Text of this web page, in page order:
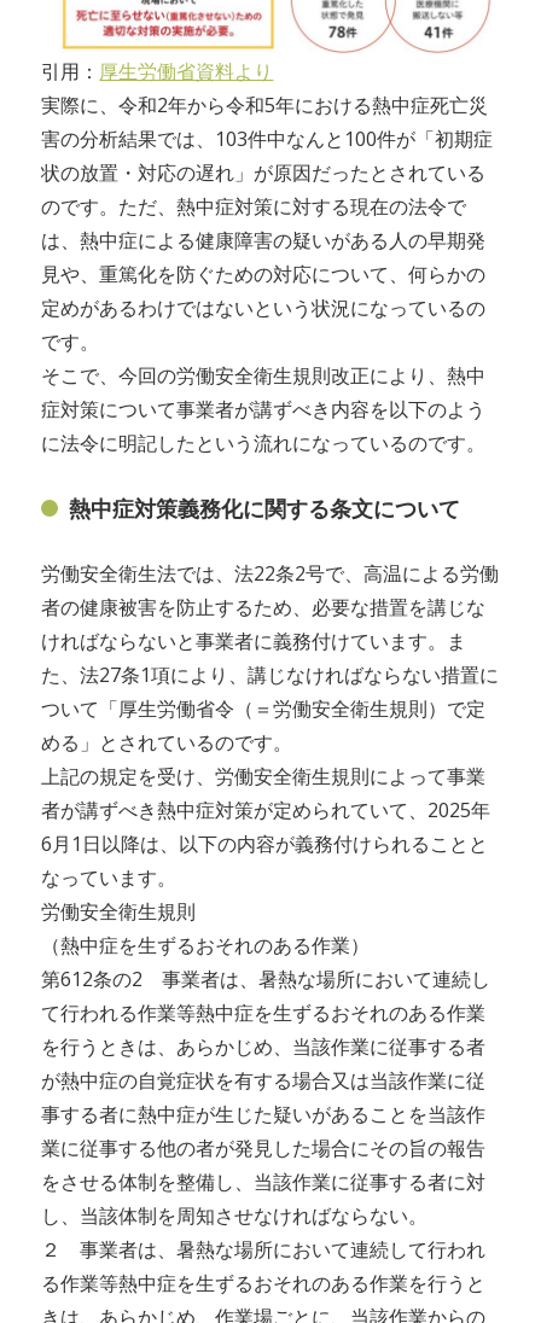
引用： 厚生労働省資料より
実際に、令和2年から令和5年における熱中症死亡災
害の分析結果では、103件中なんと100件が「初期症
状の放置・対応の遅れ」が原因だったとされている
のです。ただ、熱中症対策に対する現在の法令で
は、熱中症による健康障害の疑いがある人の早期発
見や、重篤化を防ぐための対応について、何らかの
定めがあるわけではないという状況になっているの
です。
そこで、今回の労働安全衛生規則改正により、熱中
症対策について事業者が講ずべき内容を以下のよう
に法令に明記したという流れになっているのです。
熱中症対策義務化に関する条文について
労働安全衛生法では、法22条2号で、高温による労働
者の健康被害を防止するため、必要な措置を講じな
ければならないと事業者に義務付けています。ま
た、法27条1項により、講じなければならない措置に
ついて「厚生労働省令（＝労働安全衛生規則）で定
める」とされているのです。
上記の規定を受け、労働安全衛生規則によって事業
者が講ずべき熱中症対策が定められていて、2025年
6月1日以降は、以下の内容が義務付けられることと
なっています。
労働安全衛生規則
（熱中症を生ずるおそれのある作業）
第612条の2 事業者は、暑熱な場所において連続し
て行われる作業等熱中症を生ずるおそれのある作業
を行うときは、あらかじめ、当該作業に従事する者
が熱中症の自覚症状を有する場合又は当該作業に従
事する者に熱中症が生じた疑いがあることを当該作
業に従事する他の者が発見した場合にその旨の報告
をさせる体制を整備し、当該作業に従事する者に対
し、当該体制を周知させなければならない。
２ 事業者は、暑熱な場所において連続して行われ
る作業等熱中症を生ずるおそれのある作業を行うと
きは、あらかじめ、作業場ごとに、当該作業からの